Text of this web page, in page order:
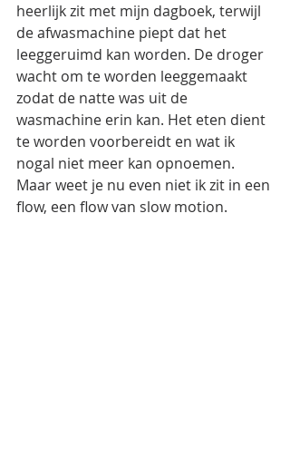
heerlijk zit met mijn dagboek, terwijl
de afwasmachine piept dat het
leeggeruimd kan worden. De droger
wacht om te worden leeggemaakt
zodat de natte was uit de
wasmachine erin kan. Het eten dient
te worden voorbereidt en wat ik
nogal niet meer kan opnoemen.
Maar weet je nu even niet ik zit in een
flow, een flow van slow motion.